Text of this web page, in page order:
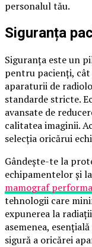
personalul tău.
Siguranța
Siguranța este un
pentru pacienți,
aparaturii de
standarde stricte.
avansate de
calitatea imaginii.
selecția oricărui
Gândește-te la
echipamentelor și
mamograf
tehnologii care
expunerea la
asemenea,
sigură a oricărei